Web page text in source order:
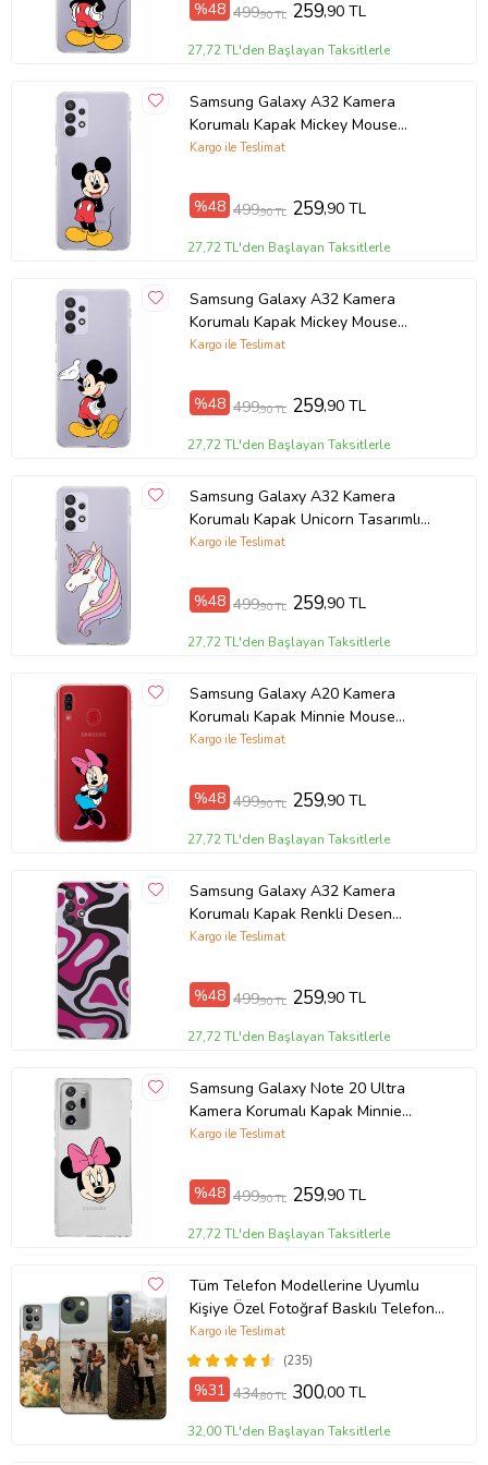
Örnek: Samsung Galaxy A8, Samsung Galaxy A8 2018, Samsung
Galaxy A8 Plus 2018, Xiaomi Mi 12T , Xiaomi Mi 12T Pro, Redmi 7A
Ürün Kodu:kcm22685907
%48 499,90 TL 259,90 TL
27,72 TL'den Başlayan Taksitlerle
Samsung Galaxy A32 Kamera
Korumalı Kapak Mickey Mouse
Tasarımlı Şeffaf Kılıf
Kargo ile Teslimat
%48 499,90 TL 259,90 TL
27,72 TL'den Başlayan Taksitlerle
Samsung Galaxy A32 Kamera
Korumalı Kapak Mickey Mouse
Tasarımlı Şeffaf Kılıf
Kargo ile Teslimat
%48 499,90 TL 259,90 TL
27,72 TL'den Başlayan Taksitlerle
Samsung Galaxy A32 Kamera
Korumalı Kapak Unicorn Tasarımlı
Şeffaf Kılıf
Kargo ile Teslimat
%48 499,90 TL 259,90 TL
27,72 TL'den Başlayan Taksitlerle
Samsung Galaxy A20 Kamera
Korumalı Kapak Minnie Mouse
Tasarımlı Şeffaf Kılıf
Kargo ile Teslimat
%48 499,90 TL 259,90 TL
27,72 TL'den Başlayan Taksitlerle
Samsung Galaxy A32 Kamera
Korumalı Kapak Renkli Desen
Tasarımlı Şeffaf Kılıf
Kargo ile Teslimat
%48 499,90 TL 259,90 TL
27,72 TL'den Başlayan Taksitlerle
Samsung Galaxy Note 20 Ultra
Kamera Korumalı Kapak Minnie
Kargo ile Teslimat
%48 499,90 TL 259,90 TL
27,72 TL'den Başlayan Taksitlerle
Tüm Telefon Modellerine Uyumlu
Kişiye Özel Fotoğraf Baskılı Telefon
Kılıfı
(235)
Kargo ile Teslimat
%31 434,80 TL 300,00 TL
32,00 TL'den Başlayan Taksitlerle